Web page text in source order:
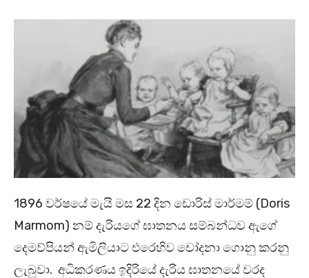
1896 වර්ෂයේ මැයි මස 22 දින ඩොරිස් මාර්මම් (Doris
Marmom) නම් දැරියගේ ඝාතනය සම්බන්ධව ඇගේ
දෙමව්පියන් ඇමිලියාට එරෙහිව චෝදනා ගොනු කරනු
ලැබුවා. අධිකරණය ඉදිරියේ දැරිය ඝාතනයේ වරද